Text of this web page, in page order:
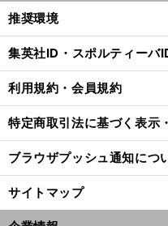
推奨環境
集英社ID・スポルティーバ
利用規約・会員規約
特定商取引法に基づく表示
ブラウザプッシュ通知につ
サイトマップ